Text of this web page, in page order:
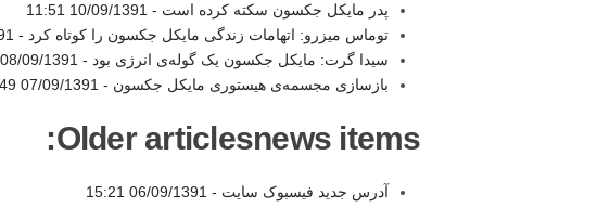
پدر مایکل جکسون سکته کرده است - 10/09/1391 11:51
توماس میزرو: اتهامات زندگی مایکل جکسون را کوتاه کرد -
سیدا گرت: مایکل جکسون یک گوله‌ی انرژی بود - 08/09/1391 20:24
بازسازی مجسمه‌ی هیستوری مایکل جکسون - 07/09/1391 18:49
Older articlesnews items:
آدرس جدید فیسبوک سایت - 06/09/1391 15:21